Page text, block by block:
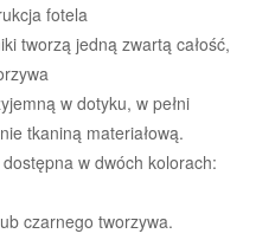
fotela
tworzą jedną zwartą całość,
w dotyku, w pełni
tkaniną materiałową.
w dwóch kolorach:
czarnego tworzywa.